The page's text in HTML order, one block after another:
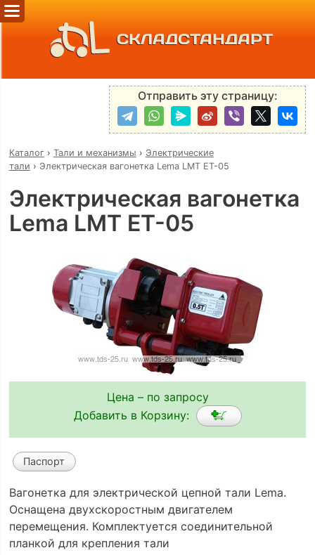
СКЛАДСТАНДАРТ
Отправить эту страницу:
Каталог› Тали и механизмы › Электрические
тали › Электрическая вагонетка Lema LMT ET-05
Электрическая вагонетка
Lema LMT ET-05
Цена – по запросу
Добавить в Корзину:
Паспорт
Вагонетка для электрической цепной тали Lema.
Оснащена двухскоростным двигателем
перемещения. Комплектуется соединительной
планкой для крепления тали